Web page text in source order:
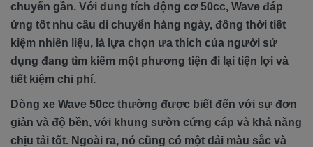
chuyển gần. Với dung tích động cơ 50cc, Wave đáp
ứng tốt nhu cầu di chuyển hàng ngày, đồng thời tiết
kiệm nhiên liệu, là lựa chọn ưa thích của người sử
dụng đang tìm kiếm một phương tiện đi lại tiện lợi và
tiết kiệm chi phí.
Dòng xe Wave 50cc thường được biết đến với sự đơn
giản và độ bền, với khung sườn cứng cáp và khả năng
chịu tải tốt. Ngoài ra, nó cũng có một dải màu sắc và